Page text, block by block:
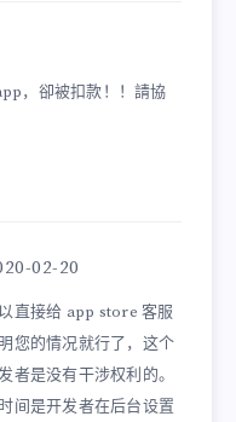
，卻被扣款！！請協
02-20
直接给 app store 客服
您的情况就行了，这个
者是没有干涉权利的。
间是开发者在后台设置